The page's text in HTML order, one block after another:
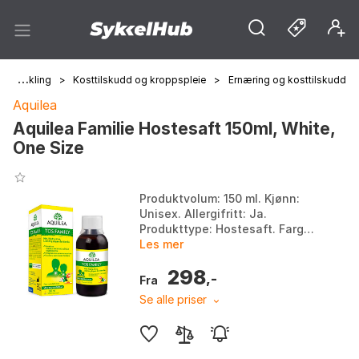
Sykling > Kosttilskudd og kroppspleie > Ernæring og kosttilskudd
Aquilea
Aquilea Familie Hostesaft 150ml, White,
One Size
Produktvolum: 150 ml. Kjønn:
Unisex. Allergifritt: Ja.
Produkttype: Hostesaft. Farge:
White. Størrelse: One Size.
Les mer
Fra 298,-
Se alle priser